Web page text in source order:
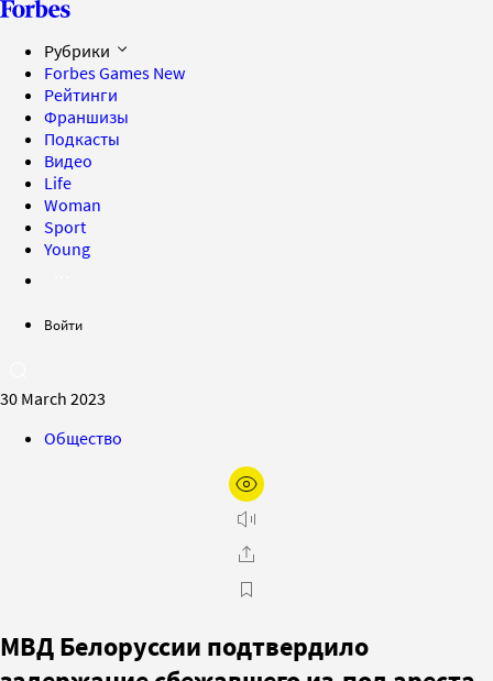
Рубрики
Forbes Games New
Рейтинги
Франшизы
Подкасты
Видео
Life
Woman
Sport
Young
Войти
30 March 2023
Общество
МВД Белоруссии подтвердило